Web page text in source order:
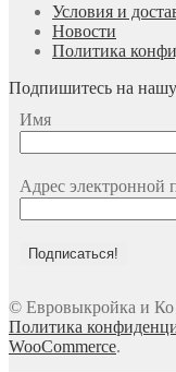
Условия и
Новости
Политика
Подпишитесь на
Имя
Адрес электронной
© Евровыкройка и Ко
Политика
WooCommerce.